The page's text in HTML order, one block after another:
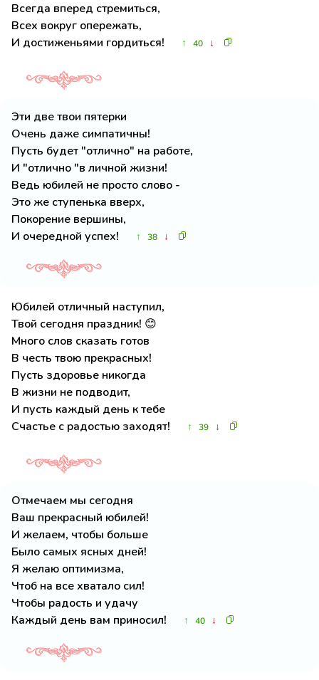
Всегда вперед стремиться,
Всех вокруг опережать,
И достиженьями гордиться!
↑ 40 ↓
Эти две твои пятерки
Очень даже симпатичны!
Пусть будет "отлично" на работе,
И "отлично "в личной жизни!
Ведь юбилей не просто слово -
Это же ступенька вверх,
Покорение вершины,
И очередной успех!
↑ 38 ↓
Юбилей отличный наступил,
Твой сегодня праздник! 😊
Много слов сказать готов
В честь твою прекрасных!
Пусть здоровье никогда
В жизни не подводит,
И пусть каждый день к тебе
Счастье с радостью заходят!
↑ 39 ↓
Отмечаем мы сегодня
Ваш прекрасный юбилей!
И желаем, чтобы больше
Было самых ясных дней!
Я желаю оптимизма,
Чтоб на все хватало сил!
Чтобы радость и удачу
Каждый день вам приносил!
↑ 40 ↓